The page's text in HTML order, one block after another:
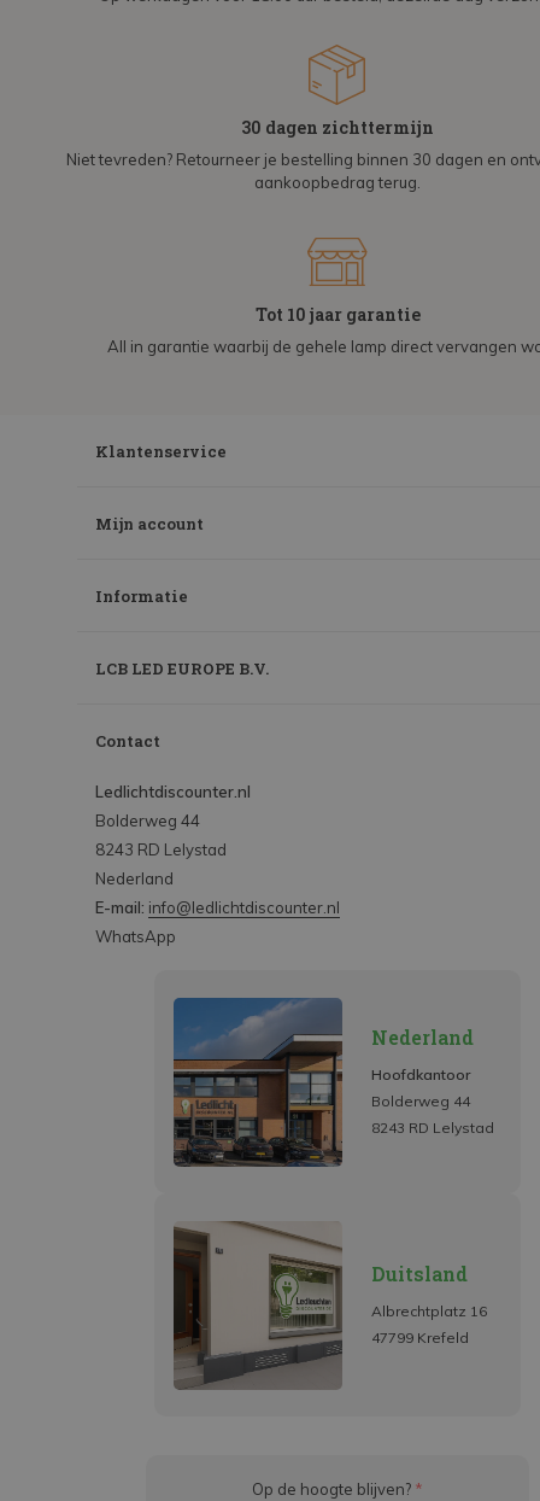
30 dagen zichttermijn
Niet tevreden? Retourneer je bestelling binnen 30 dagen en
aankoopbedrag terug.
Tot 10 jaar garantie
All in garantie waarbij de gehele lamp direct vervangen
Klantenservice
Mijn account
Informatie
LCB LED EUROPE B.V.
Contact
Ledlichtdiscounter.nl
Bolderweg 44
8243 RD Lelystad
Nederland
E-mail: info@ledlichtdiscounter.nl
WhatsApp
Nederland
Hoofdkantoor
Bolderweg 44
8243 RD Lelystad
Duitsland
Albrechtplatz 16
47799 Krefeld
Op de hoogte blijven? *